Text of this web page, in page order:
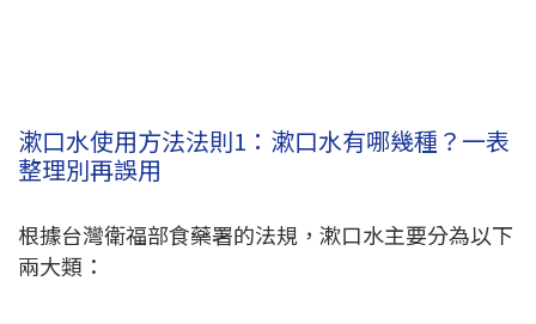
漱口水使用方法法則1：漱口水有哪幾種？一表
整理別再誤用
根據台灣衛福部食藥署的法規，漱口水主要分為以下
兩大類：